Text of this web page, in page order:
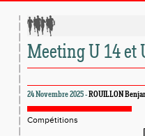
Meeting U 14 et
24 Novembre 2025 -ROUILLON
Compétitions